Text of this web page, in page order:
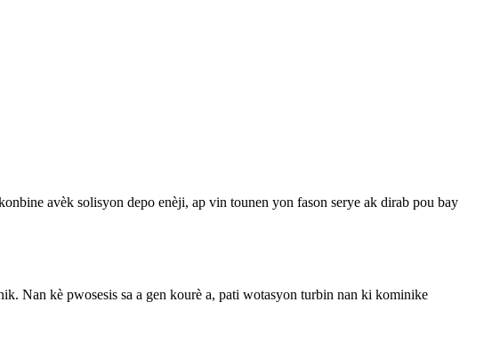
avèk solisyon depo enèji, ap vin tounen yon fason serye ak dirab pou bay
Nan kè pwosesis sa a gen kourè a, pati wotasyon turbin nan ki kominike